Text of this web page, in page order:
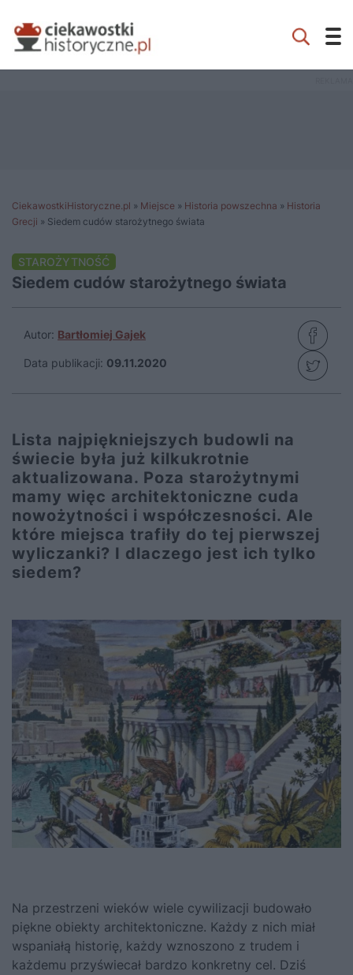
CiekawostkiHistoryczne.pl » Miejsce » Historia powszechna » Historia
Grecji » Siedem cudów starożytnego świata
STAROŻYTNOŚĆ
Siedem cudów starożytnego świata
Autor: Bartłomiej Gajek
Data publikacji: 09.11.2020
Lista najpiękniejszych budowli na
świecie była już kilkukrotnie
aktualizowana. Poza starożytnymi
mamy więc architektoniczne cuda
nowożytności i współczesności. Ale
które miejsca trafiły do tej pierwszej
wyliczanki? I dlaczego jest ich tylko
siedem?
Na przestrzeni wieków wiele cywilizacji budowało
piękne obiekty architektoniczne. Każdy z nich miał
wspaniałą historię, każdy wznoszono z trudem i
każdemu przyświecał bardzo konkretny cel. Dziś